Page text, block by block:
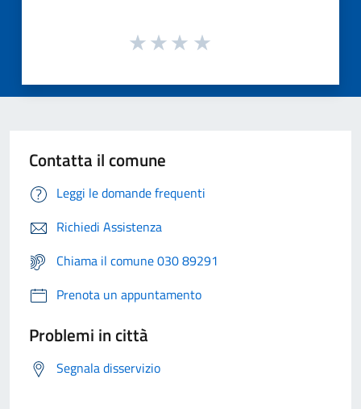
Contatta il comune
Leggi le domande frequenti
Richiedi Assistenza
Chiama il comune 030 89291
Prenota un appuntamento
Problemi in città
Segnala disservizio